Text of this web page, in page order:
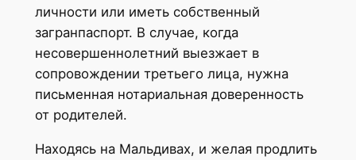
личности или иметь собственный
загранпаспорт. В случае, когда
несовершеннолетний выезжает в
сопровождении третьего лица, нужна
письменная нотариальная доверенность
от родителей.
Находясь на Мальдивах, и желая продлить